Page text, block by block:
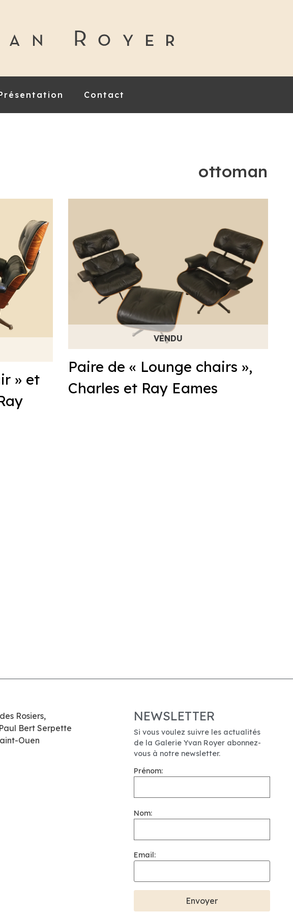
Contact
ottoman
» et
Paire de « Lounge chairs »,
Charles et Ray Eames
Rosiers,
Bert Serpette
Ouen
NEWSLETTER
Si vous voulez suivre les actualités
de la Galerie Yvan Royer abonnez-
vous à notre newsletter.
Prénom:
Nom:
Email: